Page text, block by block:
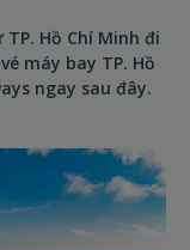
Hồ Chí Minh đi
máy bay TP. Hồ
ngay sau đây.